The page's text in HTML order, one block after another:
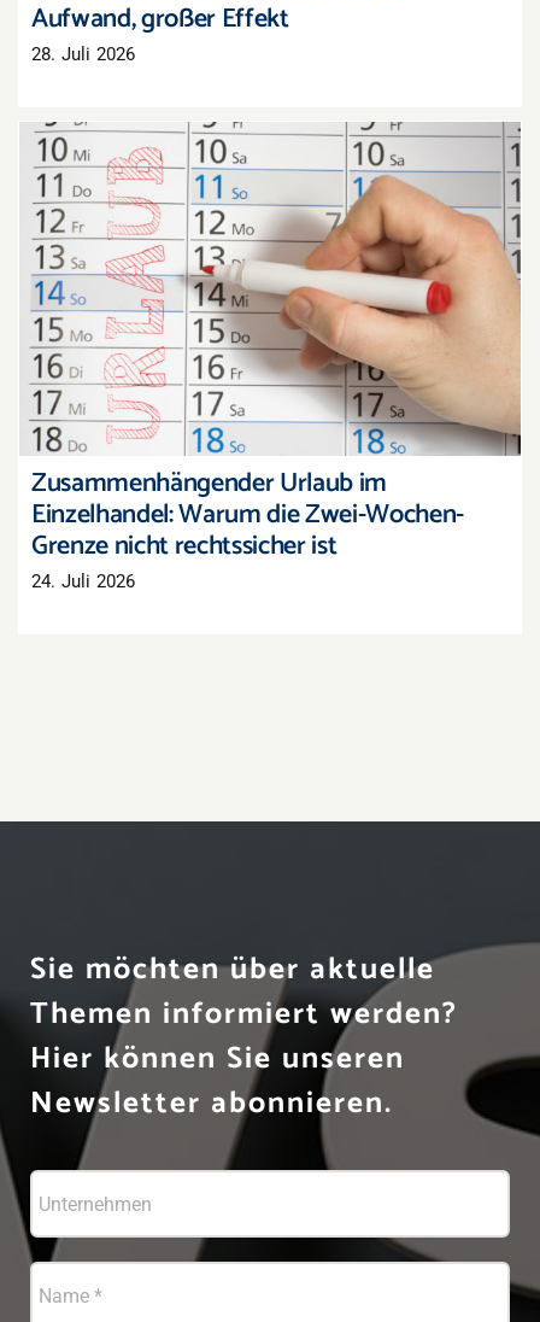
Aufwand, großer Effekt
28. Juli 2026
Zusammenhängender Urlaub im Einzelhandel:
Warum die Zwei-Wochen-Grenze nicht
rechtssicher ist
Zusammenhängender Urlaub im
Einzelhandel: Warum die Zwei-Wochen-
Grenze nicht rechtssicher ist
24. Juli 2026
Sie möchten über aktuelle
Themen informiert werden?
Hier können Sie unseren
Newsletter abonnieren.